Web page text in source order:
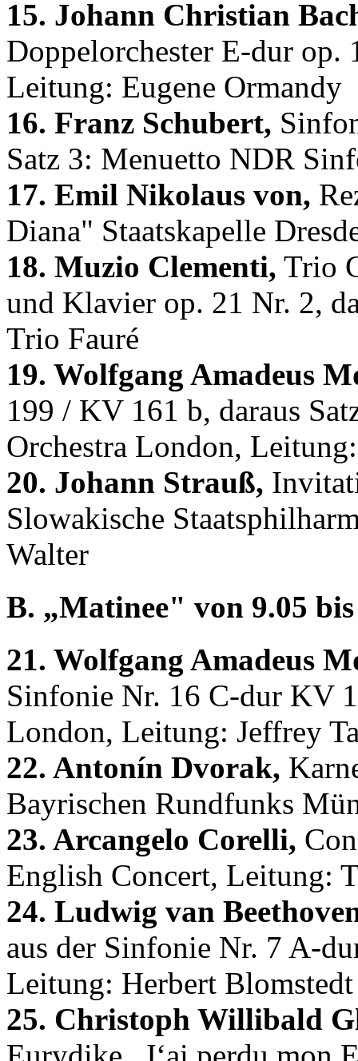
15. Johann Christian
Doppelorchester E-dur op.
Leitung: Eugene Ormandy
16. Franz Schubert,
Satz 3: Menuetto NDR
17. Emil Nikolaus von,
Diana" Staatskapelle
18. Muzio Clementi, Trio
und Klavier op. 21 Nr. 2,
Trio Fauré
19. Wolfgang Amadeus
199 / KV 161 b, daraus
Orchestra London,
20. Johann Strauß,
Slowakische
Walter
B. „Matinee" von 9.05
21. Wolfgang Amadeus
Sinfonie Nr. 16 C-dur KV
London, Leitung: Jeffrey
22. Antonín Dvorak,
Bayrischen Rundfunks
23. Arcangelo Corelli,
English Concert, Leitung:
24. Ludwig van
aus der Sinfonie Nr. 7 A-
Leitung: Herbert Blomstedt
25. Christoph Willibald